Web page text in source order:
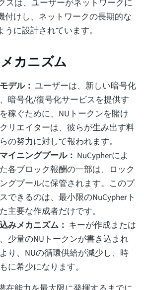
スは、ユーザーがネットワークに
付けし、ネットワークの長期的な
に設計されています。
カニズム
デル： ユーザーは、新しい暗号化
暗号化/復号化サービスを提供す
稼ぐために、NUトークンを賭け
リエイターは、彼らが生み出す料
の努力に対して報われます。
イニングプール： NuCypherによ
各ブロック報酬の一部は、ロック
グプールに保管されます。このプ
できるのは、最小限のNuCypherト
主要な作成者だけです。
みメカニズム： キーが作成または
少量のNUトークンが書き込まれ
り、NUの循環供給が減少し、時
に希少になります。